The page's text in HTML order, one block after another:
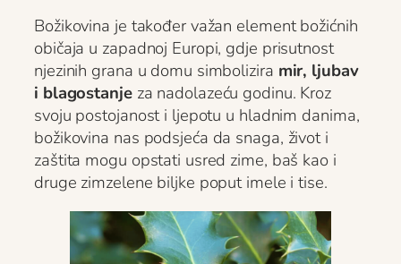
Božikovina je također važan element božićnih
običaja u zapadnoj Europi, gdje prisutnost
njezinih grana u domu simbolizira mir, ljubav
i blagostanjeza nadolazeću godinu. Kroz
svoju postojanost i ljepotu u hladnim danima,
božikovina nas podsjeća da snaga, život i
zaštita mogu opstati usred zime, baš kao i
druge zimzelene biljke poput imele i tise.